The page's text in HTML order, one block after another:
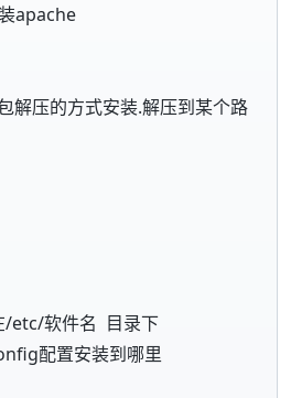
apache
解压的方式安装.解压到某个路
/etc/软件名 目录下
配置安装到哪里